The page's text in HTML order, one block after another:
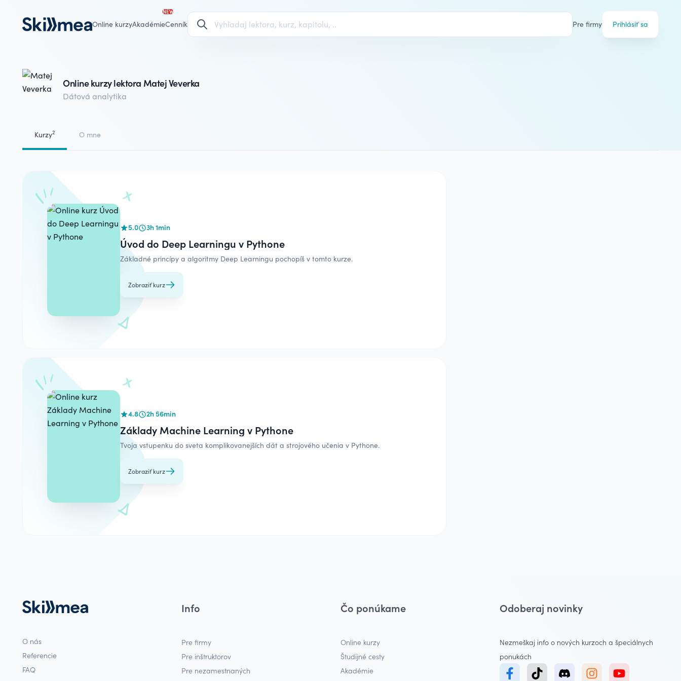
Online kurzyAkadémie
NEW
Cenník Pre firmy Prihlásiť sa
Online kurzy lektora Matej Veverka
Dátová analytika
Kurzy2 O mne
5.0 3h 1min
Úvod do Deep Learningu v Pythone
Základné princípy a algoritmy Deep Learningu pochopíš v tomto kurze.
Zobraziť kurz
4.8 2h 56min
Základy Machine Learning v Pythone
Tvoja vstupenku do sveta komplikovanejších dát a strojového učenia v Pythone.
Zobraziť kurz
O nás
Referencie
FAQ
Info
Pre firmy
Pre inštruktorov
Pre nezamestnaných
Čo ponúkame
Online kurzy
Študijné cesty
Akadémie
Odoberaj novinky
Nezmeškaj info o nových kurzoch a špeciálnych
ponukách